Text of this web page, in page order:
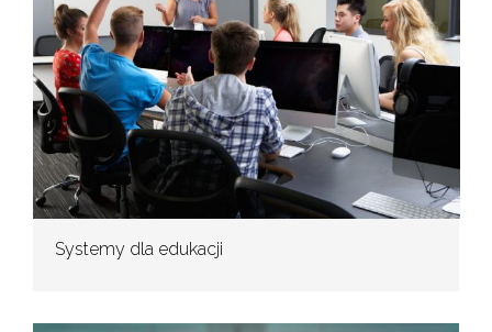
Systemy dla edukacji